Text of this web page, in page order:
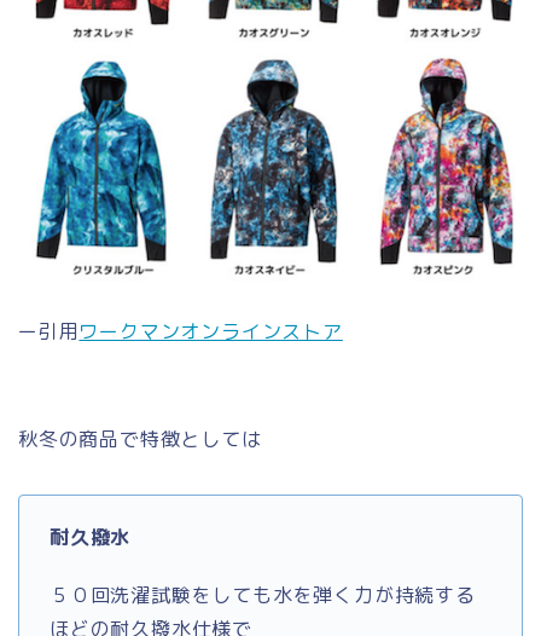
ー引用ワークマンオンラインストア
秋冬の商品で特徴としては
耐久撥水
５０回洗濯試験をしても水を弾く力が持続する
ほどの耐久撥水仕様で